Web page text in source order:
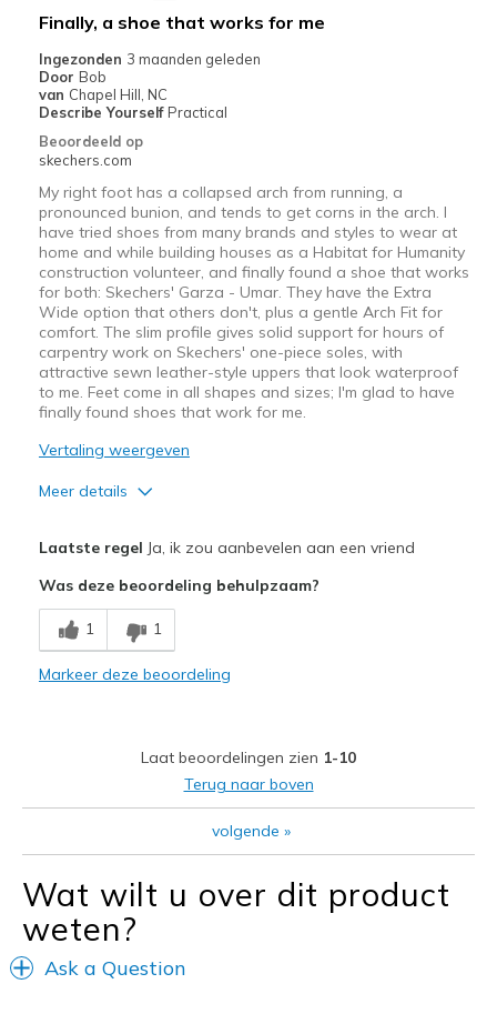
Beste toepassingen
Going Out
Travel
Width
Feels true to width
Sizing
Feels true to size
View On Shoes
I'm Into Shoes
Finally, a shoe that works for me
Ingezonden 3 maanden geleden
Door Bob
van Chapel Hill, NC
Describe Yourself Practical
Beoordeeld op
skechers.com
My right foot has a collapsed arch from running, a
pronounced bunion, and tends to get corns in the arch. I
have tried shoes from many brands and styles to wear at
home and while building houses as a Habitat for Humanity
construction volunteer, and finally found a shoe that works
for both: Skechers' Garza - Umar. They have the Extra
Wide option that others don't, plus a gentle Arch Fit for
comfort. The slim profile gives solid support for hours of
carpentry work on Skechers' one-piece soles, with
attractive sewn leather-style uppers that look waterproof
to me. Feet come in all shapes and sizes; I'm glad to have
finally found shoes that work for me.
Vertaling weergeven
Meer details
Comfortable
Durable
Feels true to width
Sizing
Feels true to size
Shoes are for Wearing
Laatste regel Ja, ik zou aanbevelen aan een vriend
Was deze beoordeling behulpzaam?
1 1
Markeer deze beoordeling
Laat beoordelingen zien 1-10
Terug naar boven
volgende »
Wat wilt u over dit product
weten?
Ask a Question